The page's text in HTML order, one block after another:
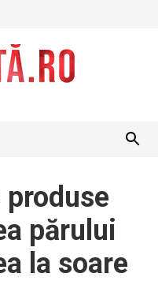
produse
părului
la soare